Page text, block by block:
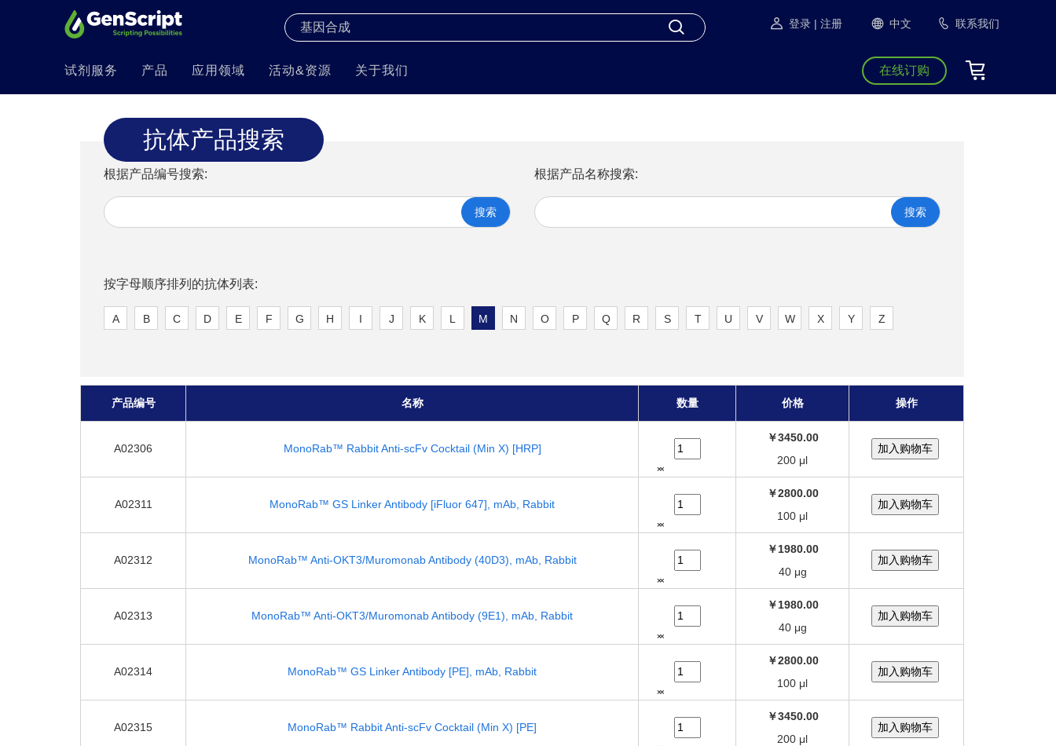
登录 | 注册 中文 联系我们
试剂服务 产品 应用领域 活动&资源 关于我们 在线订购
抗体产品搜索
根据产品编号搜索:
搜索
根据产品名称搜索:
搜索
按字母顺序排列的抗体列表:
A B C D E F G H I J K L M N O P Q R S T U V W X Y Z
产品编号 名称 数量 价格 操作
A02306 MonoRab™ Rabbit Anti-scFv Cocktail (Min X) [HRP]
￥3450.00
200 μl
A02311 MonoRab™ GS Linker Antibody [iFluor 647], mAb, Rabbit
￥2800.00
100 μl
A02312 MonoRab™ Anti-OKT3/Muromonab Antibody (40D3), mAb, Rabbit
￥1980.00
40 μg
A02313 MonoRab™ Anti-OKT3/Muromonab Antibody (9E1), mAb, Rabbit
￥1980.00
40 μg
A02314 MonoRab™ GS Linker Antibody [PE], mAb, Rabbit
￥2800.00
100 μl
A02315 MonoRab™ Rabbit Anti-scFv Cocktail (Min X) [PE]
￥3450.00
200 μl